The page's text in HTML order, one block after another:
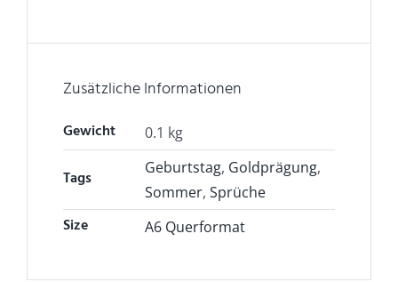
Zusätzliche Informationen
Gewicht 0.1 kg
Tags Geburtstag, Goldprägung,
Sommer, Sprüche
Size A6 Querformat